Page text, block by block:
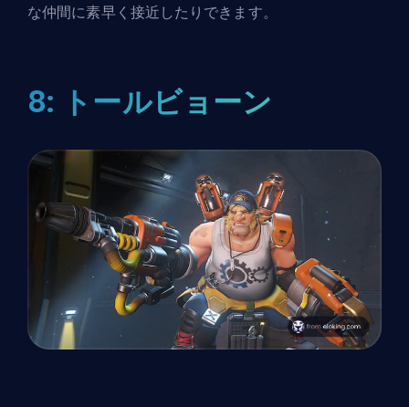
な仲間に素早く接近したりできます。
8: トールビョーン